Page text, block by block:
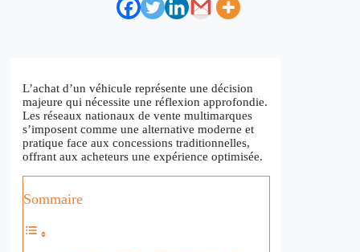
L’achat d’un véhicule représente une décision
majeure qui nécessite une réflexion approfondie.
Les réseaux nationaux de vente multimarques
s’imposent comme une alternative moderne et
pratique face aux concessions traditionnelles,
offrant aux acheteurs une expérience optimisée.
Sommaire